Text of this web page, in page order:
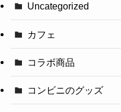
Uncategorized
カフェ
コラボ商品
コンビニのグッズ